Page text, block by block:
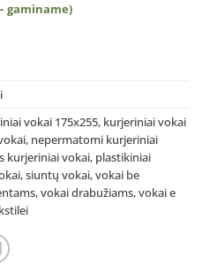
gaminame)
vokai 175x255, kurjeriniai vokai
, nepermatomi kurjeriniai
kurjeriniai vokai, plastikiniai
,siuntų vokai,vokai be
,vokai drabužiams,vokai e